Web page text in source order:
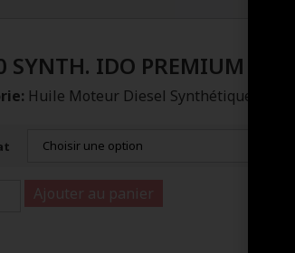
SYNTH. IDO PREMIUM +
Huile Moteur Diesel Synthétique
Ajouter au panier